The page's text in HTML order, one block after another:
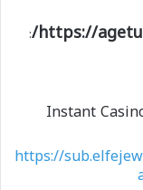
https://
:
Instant
https://